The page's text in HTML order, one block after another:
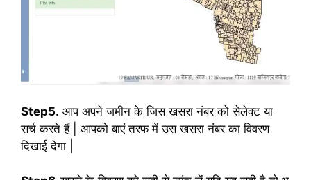
Step5. आप अपने जमीन के जिस खसरा नंबर को सेलेक्ट या
सर्च करते हैं | आपको बाएं तरफ में उस खसरा नंबर का विवरण
दिखाई देगा |